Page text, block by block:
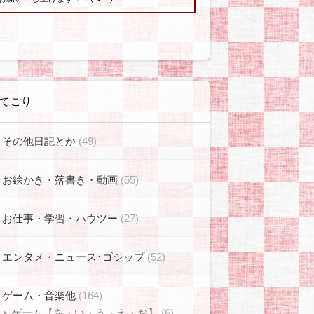
ごり
その他日記とか (49)
お絵かき・落書き・動画 (55)
お仕事・学習・ハウツー (27)
エンタメ・ニュース･ゴシップ(52)
ゲーム・音楽他 (164)